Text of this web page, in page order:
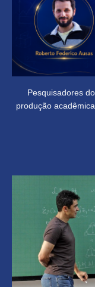
Pesquisadores
produção